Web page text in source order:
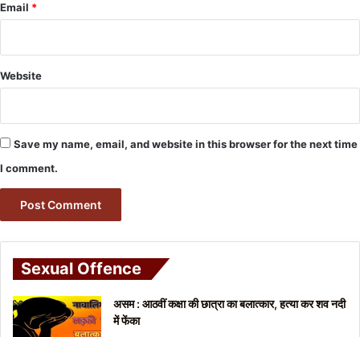
Email *
Website
Save my name, email, and website in this browser for the next time
I comment.
Sexual Offence
असम : आठवीं कक्षा की छात्रा का बलात्कार, हत्या कर शव नदी
में फेंका